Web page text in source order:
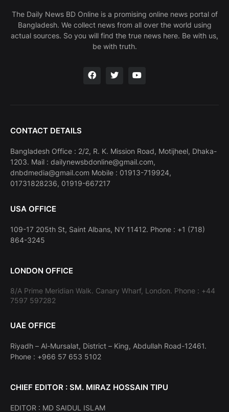
The Daily News BD Online is a promising online news portal of
Bangladesh. We collect news from all over the world using
actual sources. So you will find the true news here. Be with us,
be with truth.
CONTACT DETAILS
Bangladesh Office : 2/2, R. K. Mission Road, Motijheel, Dhaka-
1203. Mail : dailynewsbdonline@gmail.com,
dnbdmedia@gmail.com Mobile : 01913-719924,
01731828236, 01919-667217
USA OFFICE
109-17 205th St, Saint Albans, NY 11412. Phone : +1 (718)
864-3245
LONDON OFFICE
8/A Prime Meridian Walk. Canary Wharf, London. Phone : +44
7597 597282
UAE OFFICE
Riyadh – Al-Mursalat, District – King, Abdullah Road-12461.
Phone : +966 57 653 5102
CHIEF EDITOR : SM. MIRAZ HOSSAIN TIPU
EDITOR : MD SAIDUL ISLAM